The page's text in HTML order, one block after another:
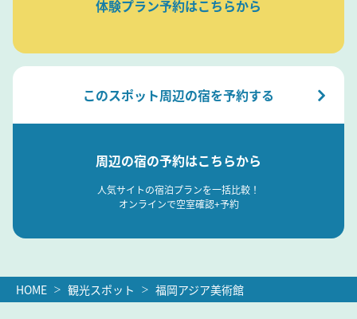
体験プラン予約はこちらから
このスポット周辺の宿を予約する
周辺の宿の予約はこちらから
人気サイトの宿泊プランを一括比較！
オンラインで空室確認+予約
HOME 観光スポット 福岡アジア美術館